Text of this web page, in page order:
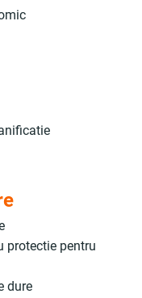
protectie pentru
dure